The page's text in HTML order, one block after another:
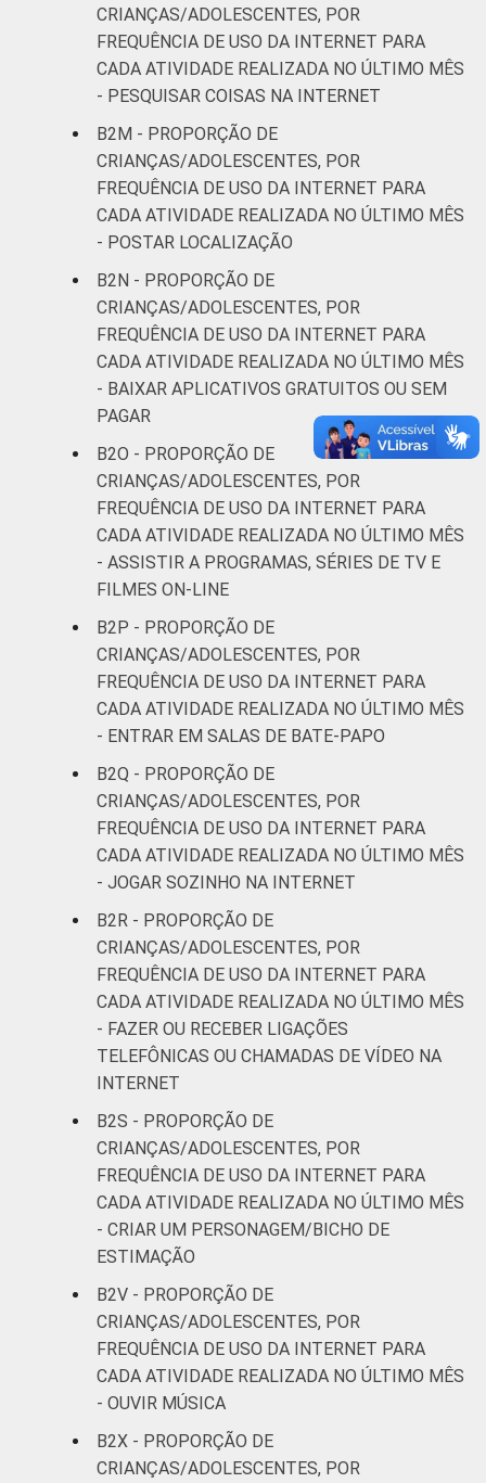
CRIANÇAS/ADOLESCENTES, POR
FREQUÊNCIA DE USO DA INTERNET PARA
CADA ATIVIDADE REALIZADA NO ÚLTIMO MÊS
- PESQUISAR COISAS NA INTERNET
B2M - PROPORÇÃO DE
CRIANÇAS/ADOLESCENTES, POR
FREQUÊNCIA DE USO DA INTERNET PARA
CADA ATIVIDADE REALIZADA NO ÚLTIMO MÊS
- POSTAR LOCALIZAÇÃO
B2N - PROPORÇÃO DE
CRIANÇAS/ADOLESCENTES, POR
FREQUÊNCIA DE USO DA INTERNET PARA
CADA ATIVIDADE REALIZADA NO ÚLTIMO MÊS
- BAIXAR APLICATIVOS GRATUITOS OU SEM
PAGAR
B2O - PROPORÇÃO DE
CRIANÇAS/ADOLESCENTES, POR
FREQUÊNCIA DE USO DA INTERNET PARA
CADA ATIVIDADE REALIZADA NO ÚLTIMO MÊS
- ASSISTIR A PROGRAMAS, SÉRIES DE TV E
FILMES ON-LINE
B2P - PROPORÇÃO DE
CRIANÇAS/ADOLESCENTES, POR
FREQUÊNCIA DE USO DA INTERNET PARA
CADA ATIVIDADE REALIZADA NO ÚLTIMO MÊS
- ENTRAR EM SALAS DE BATE-PAPO
B2Q - PROPORÇÃO DE
CRIANÇAS/ADOLESCENTES, POR
FREQUÊNCIA DE USO DA INTERNET PARA
CADA ATIVIDADE REALIZADA NO ÚLTIMO MÊS
- JOGAR SOZINHO NA INTERNET
B2R - PROPORÇÃO DE
CRIANÇAS/ADOLESCENTES, POR
FREQUÊNCIA DE USO DA INTERNET PARA
CADA ATIVIDADE REALIZADA NO ÚLTIMO MÊS
- FAZER OU RECEBER LIGAÇÕES
TELEFÔNICAS OU CHAMADAS DE VÍDEO NA
INTERNET
B2S - PROPORÇÃO DE
CRIANÇAS/ADOLESCENTES, POR
FREQUÊNCIA DE USO DA INTERNET PARA
CADA ATIVIDADE REALIZADA NO ÚLTIMO MÊS
- CRIAR UM PERSONAGEM/BICHO DE
ESTIMAÇÃO
B2V - PROPORÇÃO DE
CRIANÇAS/ADOLESCENTES, POR
FREQUÊNCIA DE USO DA INTERNET PARA
CADA ATIVIDADE REALIZADA NO ÚLTIMO MÊS
- OUVIR MÚSICA
B2X - PROPORÇÃO DE
CRIANÇAS/ADOLESCENTES, POR